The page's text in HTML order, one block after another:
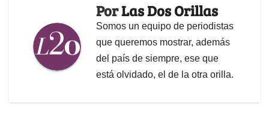
PorLas Dos Orillas
Somos un equipo de periodistas
que queremos mostrar, además
del país de siempre, ese que
está olvidado, el de la otra orilla.